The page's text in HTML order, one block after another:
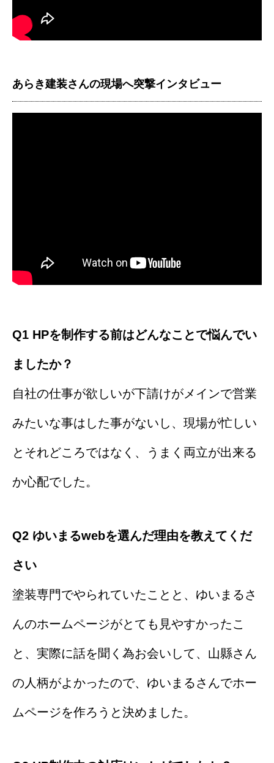
あらき建装さんの現場へ突撃インタビュー
Q1 HPを制作する前はどんなことで悩んでい
ましたか？
自社の仕事が欲しいが下請けがメインで営業
みたいな事はした事がないし、現場が忙しい
とそれどころではなく、うまく両立が出来る
か心配でした。
Q2 ゆいまるwebを選んだ理由を教えてくだ
さい
塗装専門でやられていたことと、ゆいまるさ
んのホームページがとても見やすかったこ
と、実際に話を聞く為お会いして、山縣さん
の人柄がよかったので、ゆいまるさんでホー
ムページを作ろうと決めました。